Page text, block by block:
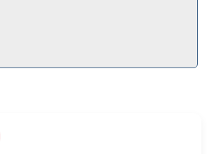
недалеко, пришли в салон - и в тот
Неожиданно, но довольны! Все
профессионал своего дела!